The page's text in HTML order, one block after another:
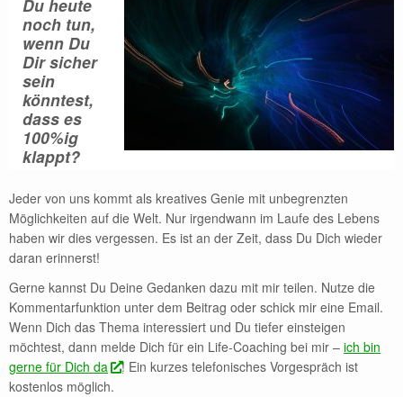
Du heute
noch tun,
wenn Du
Dir sicher
sein
könntest,
dass es
100%ig
klappt?
Jeder von uns kommt als kreatives Genie mit unbegrenzten
Möglichkeiten auf die Welt. Nur irgendwann im Laufe des Lebens
haben wir dies vergessen. Es ist an der Zeit, dass Du Dich wieder
daran erinnerst!
Gerne kannst Du Deine Gedanken dazu mit mir teilen. Nutze die
Kommentarfunktion unter dem Beitrag oder schick mir eine Email.
Wenn Dich das Thema interessiert und Du tiefer einsteigen
möchtest, dann melde Dich für ein Life-Coaching bei mir – ich bin
gerne für Dich da
! Ein kurzes telefonisches Vorgespräch ist
kostenlos möglich.